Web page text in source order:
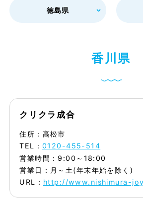
徳島県
香川県
クリクラ成合
住所：高松市
TEL： 0120-455-514
営業時間：9:00～18:00
営業日：月～土(年末年始を除く)
URL： http://www.nishimura-